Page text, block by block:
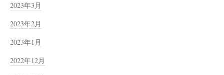
2023年3月
2023年2月
2023年1月
2022年12月